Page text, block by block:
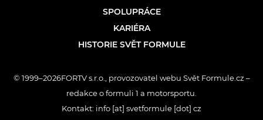
SPOLUPRÁCE
KARIÉRA
HISTORIE SVĚT FORMULE
© 1999–2026FORTV s.r.o., provozovatel webu Svět Formule.cz –
redakce o formuli 1 a motorsportu.
Kontakt: info [at] svetformule [dot] cz